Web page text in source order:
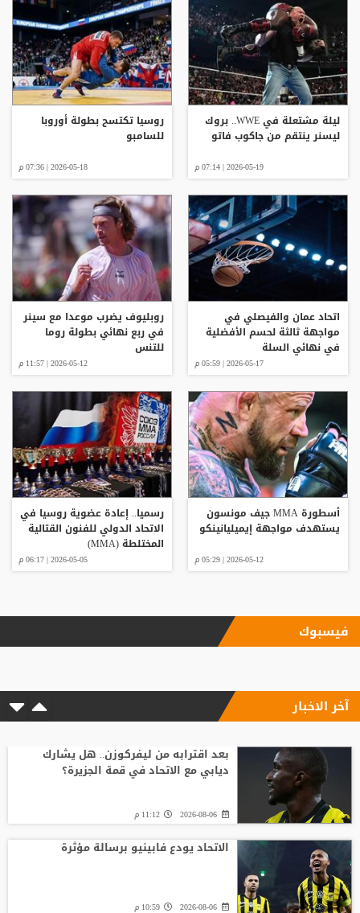
ليلة مشتعلة في WWE.. بروك
ليسنر ينتقم من جاكوب فاتو
2026-05-19 | 07:14 م
روسيا تكتسح بطولة أوروبا
للسامبو
2026-05-18 | 07:36 م
اتحاد عمان والفيصلي في
مواجهة ثالثة لحسم الأفضلية
في نهائي السلة
2026-05-17 | 05:59 م
روبليوف يضرب موعدا مع سينر
في ربع نهائي بطولة روما
للتنس
2026-05-12 | 11:57 م
أسطورة MMA جيف مونسون
يستهدف مواجهة إيميليانينكو
2026-05-12 | 05:29 م
رسميا.. إعادة عضوية روسيا في
الاتحاد الدولي للفنون القتالية
المختلطة (MMA)
2026-05-05 | 06:17 م
فيسبوك
آخر الاخبار
بعد اقترابه من ليفركوزن.. هل يشارك
ديابي مع الاتحاد في قمة الجزيرة؟
2026-08-06 11:12 م
الاتحاد يودع فابينيو برسالة مؤثرة
2026-08-06 10:59 م